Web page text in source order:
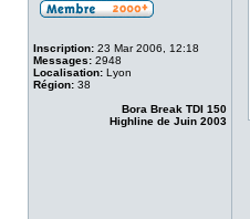
Inscription: 23 Mar 2006, 12:18
Messages: 2948
Localisation: Lyon
Région: 38
Bora Break TDI 150
Highline de Juin 2003